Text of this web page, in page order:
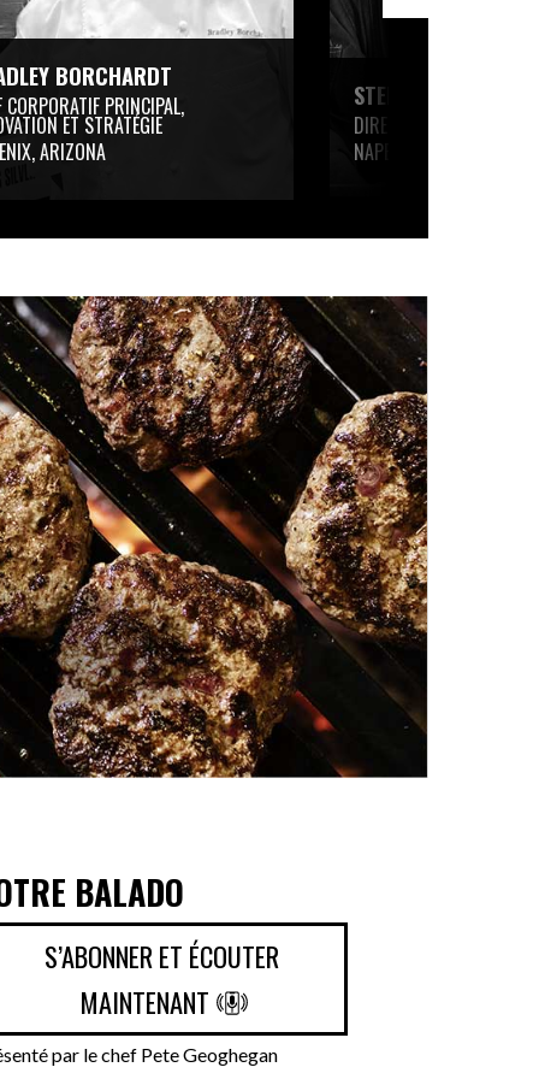
BORCHARDT
CORPORATIF PRINCIPAL,
ET STRATÉGIE
ARIZONA
STEPHEN GIUNTA
DIRECTEUR CULINAIRE
NAPERVILLE, IL
BALADO
S’ABONNER ET ÉCOUTER
MAINTENANT
par le chef Pete Geoghegan